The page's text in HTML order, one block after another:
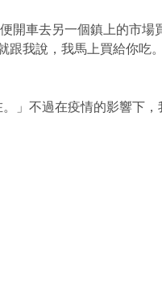
開車去另一個鎮上的市場
跟我說，我馬上買給你吃
」不過在疫情的影響下